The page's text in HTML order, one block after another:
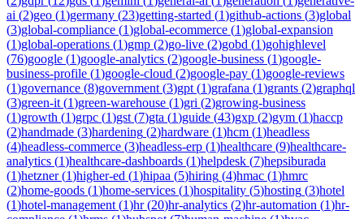
ai (2)geo (1)germany (23)getting-started (1)github-actions (3)global
(3)global-compliance (1)global-ecommerce (1)global-expansion
(1)global-operations (1)gmp (2)go-live (2)gobd (1)gohighlevel
(76)google (1)google-analytics (2)google-business (1)google-
business-profile (1)google-cloud (2)google-pay (1)google-reviews
(1)governance (8)government (3)gpt (1)grafana (1)grants (2)graphql
(3)green-it (1)green-warehouse (1)gri (2)growing-business
(1)growth (1)grpc (1)gst (7)gta (1)guide (43)gxp (2)gym (1)haccp
(2)handmade (3)hardening (2)hardware (1)hcm (1)headless
(4)headless-commerce (3)headless-erp (1)healthcare (9)healthcare-
analytics (1)healthcare-dashboards (1)helpdesk (7)hepsiburada
(1)hetzner(1)higher-ed (1)hipaa (5)hiring (4)hmac (1)hmrc
(2)home-goods (1)home-services (1)hospitality (5)hosting (3)hotel
(1)hotel-management (1)hr(20)hr-analytics (2)hr-automation (1)hr-